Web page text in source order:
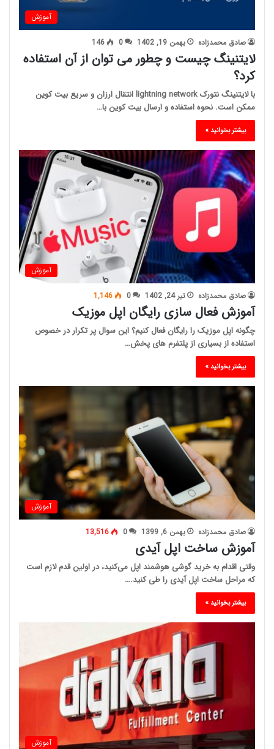
آموزش
صادق محمدزاده بهمن 19, 1402 0
146
لایتنینگ چیست و چطور می توان از آن استفاده
کرد؟
با لایتنینگ نتورک lightning network انتقال ارزان و سریع بیت کوین
ممکن است. نحوه استفاده و ارسال بیت کوین با…
بیشتر بخوانید »
آموزش
صادق محمدزاده تیر 24, 1402 0
1,146
آموزش فعال سازی رایگان اپل موزیک
چگونه اپل موزیک را رایگان فعال کنیم؟ این سوال پر تکرار در خصوص
استفاده از بسیاری از پلتفرم های پخش…
بیشتر بخوانید »
آموزش
صادق محمدزاده بهمن 6, 1399 0
13,516
آموزش ساخت اپل آیدی
وقتی اقدام به خرید گوشی هوشمند اپل می‌کنید، در اولین قدم لازم است
که مراحل ساخت اپل آیدی را طی کنید.…
بیشتر بخوانید »
آموزش